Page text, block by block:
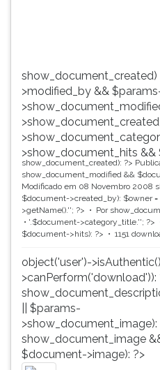
>modified_by &&
>show_document_hits
show_document_created): ?>
show_document_modified &&
Modificado em 08 Novembro 2008
$document->created_by): $owner =
>getName().''; ?> Por
'.$document->category_title.''; ?>
$document->hits): ?>
1151
object('user')-
>canPerform('download')):
|| $params-
>show_document_image):
show_document_image
$document->image): ?>